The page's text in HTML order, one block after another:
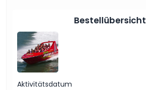
Dinge, die Sie wissen sollten
Ort
Bestellübersicht
Aktivitätsdatum